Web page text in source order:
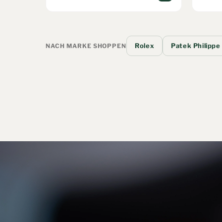
NACH MARKE SHOPPEN Rolex Patek Philippe